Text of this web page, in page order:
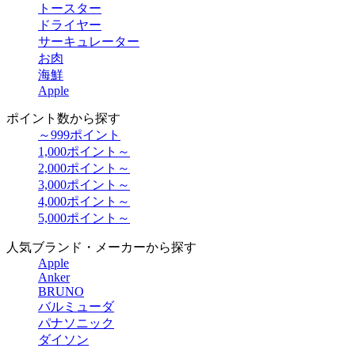
トースター
ドライヤー
サーキュレーター
お肉
海鮮
Apple
ポイント数から探す
～999ポイント
1,000ポイント～
2,000ポイント～
3,000ポイント～
4,000ポイント～
5,000ポイント～
人気ブランド・メーカーから探す
Apple
Anker
BRUNO
バルミューダ
パナソニック
ダイソン